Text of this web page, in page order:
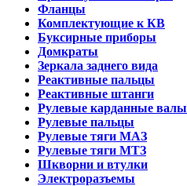
Фланцы
Комплектующие к КВ
Буксирные приборы
Домкраты
Зеркала заднего вида
Реактивные пальцы
Реактивные штанги
Рулевые карданные валы
Рулевые пальцы
Рулевые тяги МАЗ
Рулевые тяги МТЗ
Шкворни и втулки
Электроразъемы